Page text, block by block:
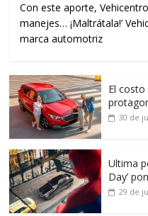
Con este aporte,
manejes… ¡Maltrátala!’
marca automotriz
El
30 de
Ultima
Day’
29 de